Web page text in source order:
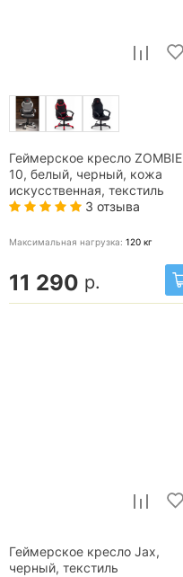
Геймерское кресло ZOMBIE
10, белый, черный, кожа
искусственная, текстиль
3 отзыва
Максимальная нагрузка: 120 кг
11 290 р.
Геймерское кресло Jax,
черный, текстиль